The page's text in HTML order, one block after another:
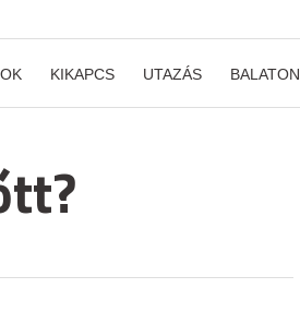
KIKAPCS UTAZÁS BALATON